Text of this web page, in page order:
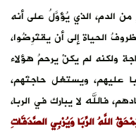
الدم، الذي يُؤَوَّلُ على أنه
الحياة إلى أن يقتَرِضُوا،
ولكنه لم يكنْ يرحمُ هؤلاء
عليهم، ويستغل حاجتَهم،
فالله لا يبارك في الربا،
اللَّهُ الرِّبَا وَيُرْبِي الصَّدَقَاتِ